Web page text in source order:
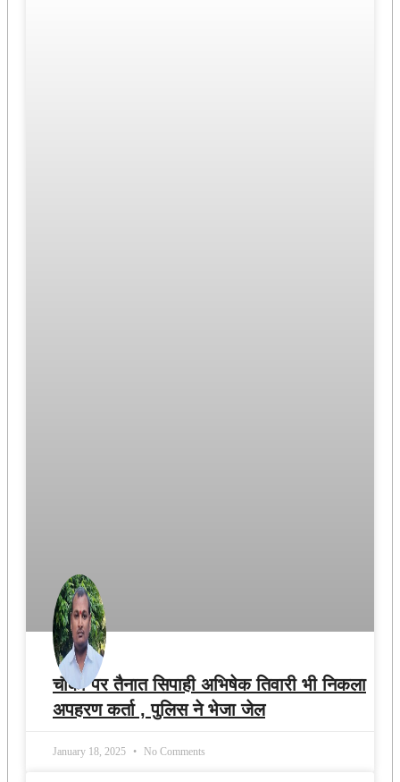
चौकी पर तैनात सिपाही अभिषेक तिवारी भी निकला
अपहरण कर्ता , पुलिस ने भेजा जेल
January 18, 2025 No Comments